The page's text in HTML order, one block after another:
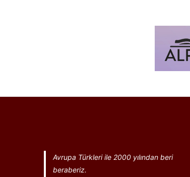
Avrupa Türkleri ile 2000 yılından beri
beraberiz.